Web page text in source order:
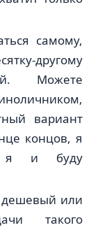
самому,
другому
Можете
вариант
концов, я
я и буду
дешевый или
такого